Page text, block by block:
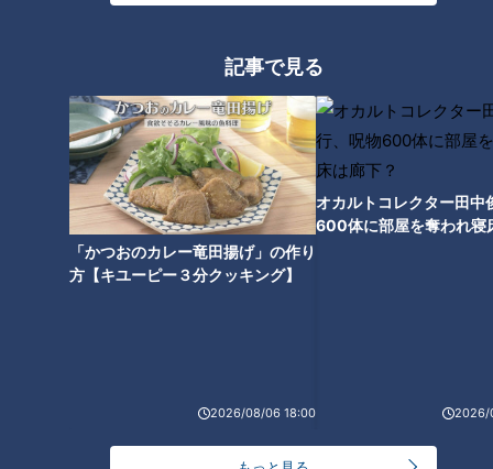
記事で見る
「かつおのカレー竜田揚げ」の作り
方【キユーピー３分クッキング】
2026/08/06 18:00
オカルトコレクター田中
600体に部屋を奪われ寝
2026/
2時間待ちでも食べたい！ミシ
ュラン7年連続受賞の本格派創
作ラーメンとは？コスパ最強の
マグロ丼やいちごスイーツも